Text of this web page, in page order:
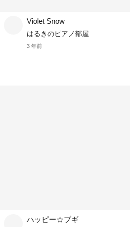
Violet Snow
はるきのピアノ部屋
3 年前
ハッピー☆ブギ